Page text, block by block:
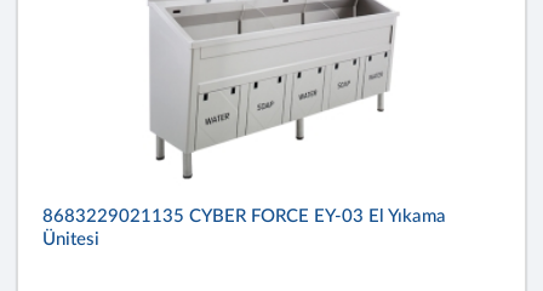
8683229021135 CYBER FORCE EY-03 El Yıkama
Ünitesi